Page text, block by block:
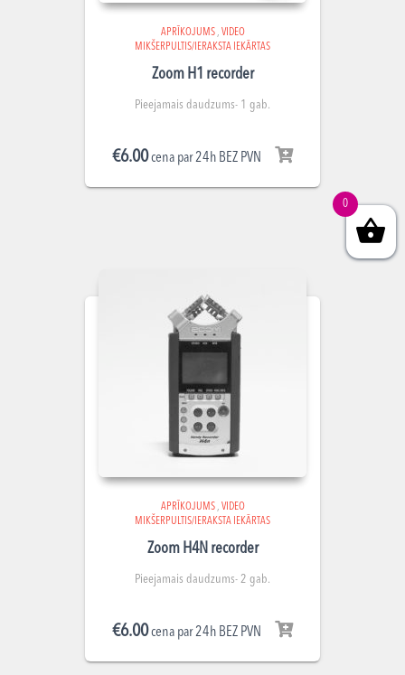
APRĪKOJUMS, VIDEO
MIKŠERPULTIS/IERAKSTA IEKĀRTAS
Zoom H1 recorder
Pieejamais daudzums- 1 gab.
€6.00cena par 24h BEZ PVN
APRĪKOJUMS, VIDEO
MIKŠERPULTIS/IERAKSTA IEKĀRTAS
Zoom H4N recorder
Pieejamais daudzums- 2 gab.
€6.00cena par 24h BEZ PVN
0